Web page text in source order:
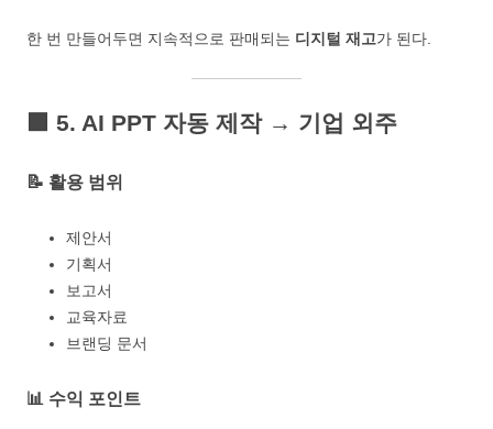
한 번 만들어두면 지속적으로 판매되는 디지털 재고가 된다.
5. AI PPT 자동 제작 → 기업 외주
📝 활용 범위
제안서
기획서
보고서
교육자료
브랜딩 문서
📊 수익 포인트